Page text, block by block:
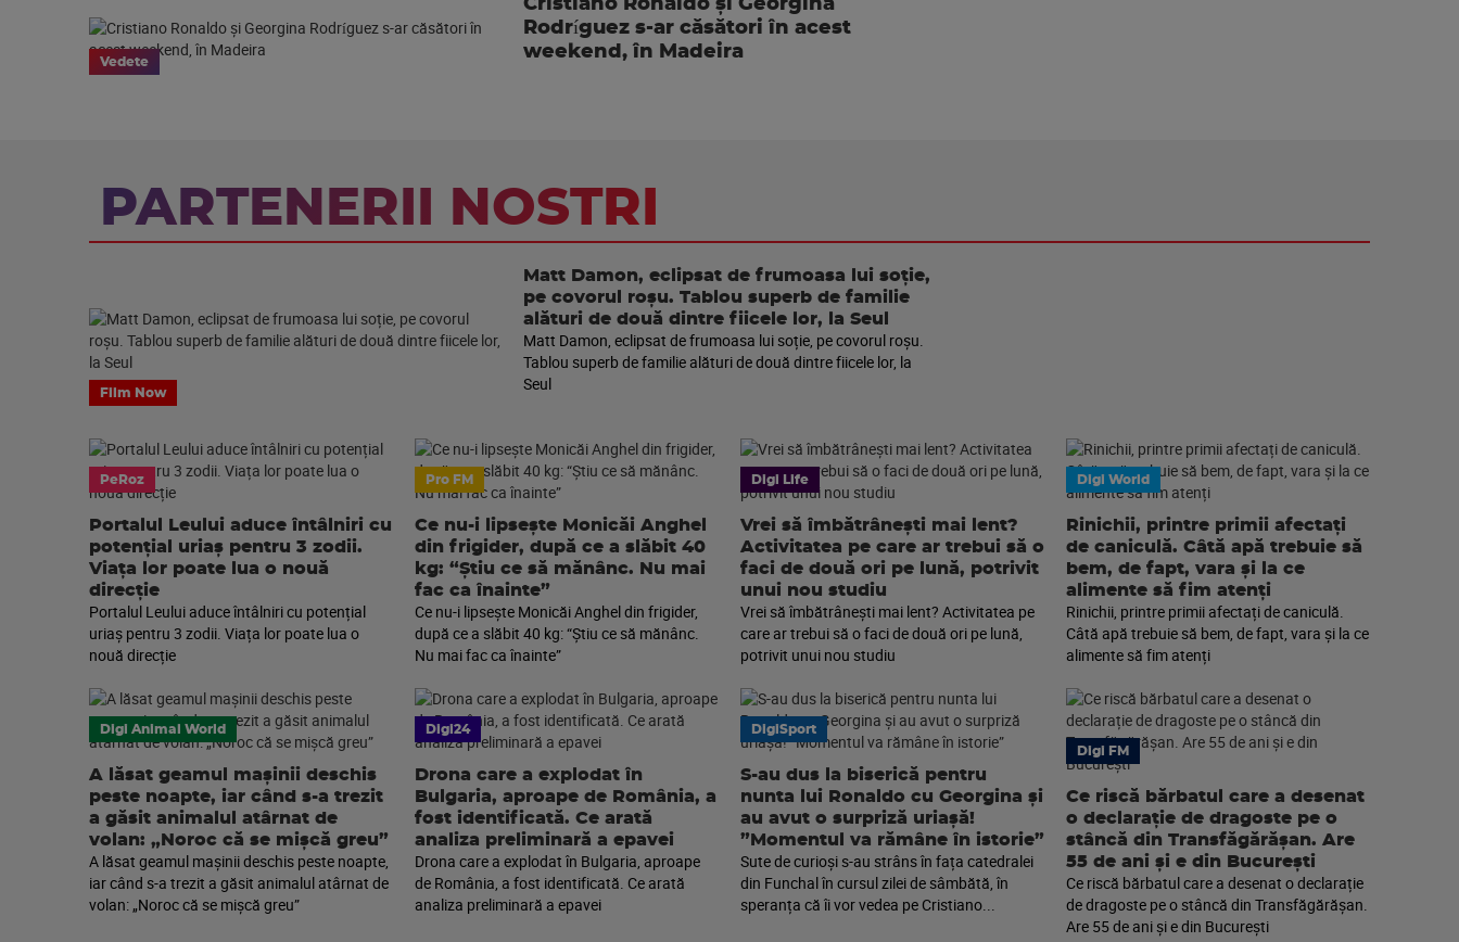
Vedete
Cristiano Ronaldo și Georgina
Rodríguez s-ar căsători în acest
weekend, în Madeira
PARTENERII NOSTRI
Film Now
Matt Damon, eclipsat de frumoasa lui soție,
pe covorul roșu. Tablou superb de familie
alături de două dintre fiicele lor, la Seul
Matt Damon, eclipsat de frumoasa lui soție, pe covorul roșu.
Tablou superb de familie alături de două dintre fiicele lor, la
Seul
PeRoz
Portalul Leului aduce întâlniri cu
potențial uriaș pentru 3 zodii.
Viața lor poate lua o nouă
direcție
Portalul Leului aduce întâlniri cu potențial
uriaș pentru 3 zodii. Viața lor poate lua o
nouă direcție
Pro FM
Ce nu-i lipsește Monicăi Anghel
din frigider, după ce a slăbit 40
kg: “Știu ce să mănânc. Nu mai
fac ca înainte”
Ce nu-i lipsește Monicăi Anghel din frigider,
după ce a slăbit 40 kg: “Știu ce să mănânc.
Nu mai fac ca înainte”
Digi Life
Vrei să îmbătrânești mai lent?
Activitatea pe care ar trebui să o
faci de două ori pe lună, potrivit
unui nou studiu
Vrei să îmbătrânești mai lent? Activitatea pe
care ar trebui să o faci de două ori pe lună,
potrivit unui nou studiu
Digi World
Rinichii, printre primii afectați
de caniculă. Câtă apă trebuie să
bem, de fapt, vara și la ce
alimente să fim atenți
Rinichii, printre primii afectați de caniculă.
Câtă apă trebuie să bem, de fapt, vara și la ce
alimente să fim atenți
Digi Animal World
A lăsat geamul mașinii deschis
peste noapte, iar când s-a trezit
a găsit animalul atârnat de
volan: „Noroc că se mișcă greu”
A lăsat geamul mașinii deschis peste noapte,
iar când s-a trezit a găsit animalul atârnat de
volan: „Noroc că se mișcă greu”
Digi24
Drona care a explodat în
Bulgaria, aproape de România, a
fost identificată. Ce arată
analiza preliminară a epavei
Drona care a explodat în Bulgaria, aproape
de România, a fost identificată. Ce arată
analiza preliminară a epavei
DigiSport
S-au dus la biserică pentru
nunta lui Ronaldo cu Georgina și
au avut o surpriză uriașă!
”Momentul va rămâne în istorie”
Sute de curioși s-au strâns în fața catedralei
din Funchal în cursul zilei de sâmbătă, în
speranța că îi vor vedea pe Cristiano...
Digi FM
Ce riscă bărbatul care a desenat
o declarație de dragoste pe o
stâncă din Transfăgărășan. Are
55 de ani și e din București
Ce riscă bărbatul care a desenat o declarație
de dragoste pe o stâncă din Transfăgărășan.
Are 55 de ani și e din București